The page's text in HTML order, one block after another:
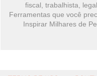
fiscal, trabalhista,
Ferramentas que você
Inspirar Milhares de